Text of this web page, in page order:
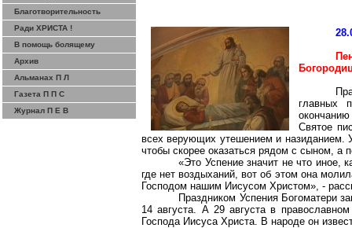
Благотворительность
Ради ХРИСТА !
В помощь болящему
Архив
Альманах П Л
Газета П П С
Журнал П Е В
главных
Святое
всех верующих утешением и назиданием.
чтобы скорее оказаться рядом с сыном, а
«Это Успение значит не что иное,
где нет воздыханий,вот об этом она
Господом нашим Иисусом Христом», -
Праздником Успения Богоматери
14 августа. А 29 августа в
Господа Иисуса Христа. В народе он